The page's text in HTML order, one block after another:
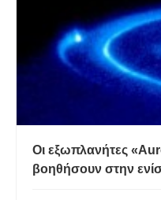
Σέλας. Οι
Οι εξωπλανήτες
βοηθήσουν στην